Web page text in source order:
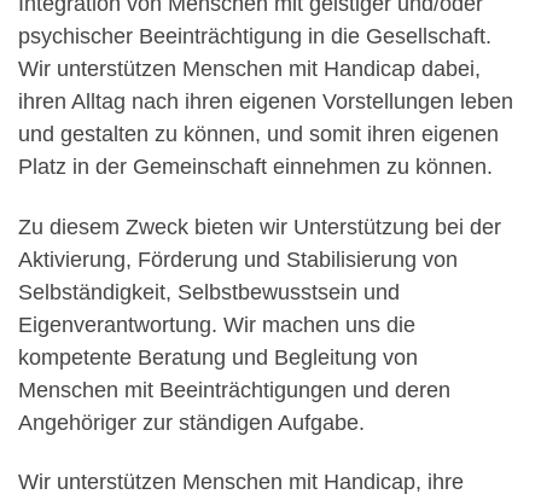
psychischer Beeinträchtigung in die Gesellschaft.
Wir unterstützen Menschen mit Handicap dabei,
ihren Alltag nach ihren eigenen Vorstellungen leben
und gestalten zu können, und somit ihren eigenen
Platz in der Gemeinschaft einnehmen zu können.
Zu diesem Zweck bieten wir Unterstützung bei der
Aktivierung, Förderung und Stabilisierung von
Selbständigkeit, Selbstbewusstsein und
Eigenverantwortung. Wir machen uns die
kompetente Beratung und Begleitung von
Menschen mit Beeinträchtigungen und deren
Angehöriger zur ständigen Aufgabe.
Wir unterstützen Menschen mit Handicap, ihre